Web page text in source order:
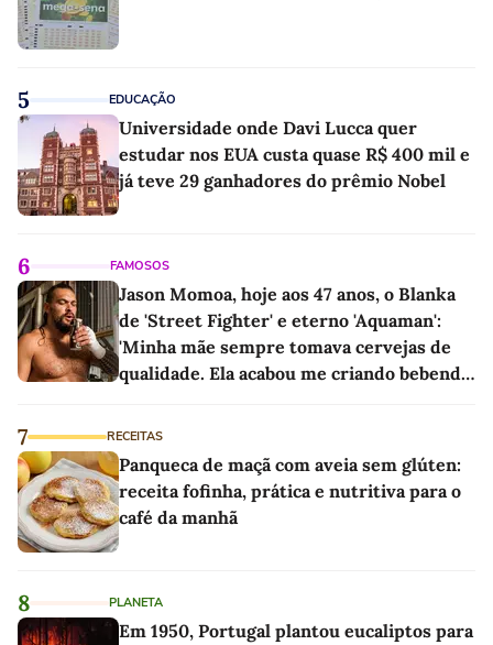
5 EDUCAÇÃO
Universidade onde Davi Lucca quer
estudar nos EUA custa quase R$ 400 mil e
já teve 29 ganhadores do prêmio Nobel
6 FAMOSOS
Jason Momoa, hoje aos 47 anos, o Blanka
de 'Street Fighter' e eterno 'Aquaman':
'Minha mãe sempre tomava cervejas de
qualidade. Ela acabou me criando bebendo
7 RECEITAS
Panqueca de maçã com aveia sem glúten:
receita fofinha, prática e nutritiva para o
café da manhã
8 PLANETA
Em 1950, Portugal plantou eucaliptos para